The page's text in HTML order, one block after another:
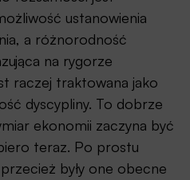
ustanowienia
a różnorodność
na rygorze
raczej traktowana jako
dyscypliny. To dobrze
ekonomii zaczyna być
teraz. Po prostu
były one obecne